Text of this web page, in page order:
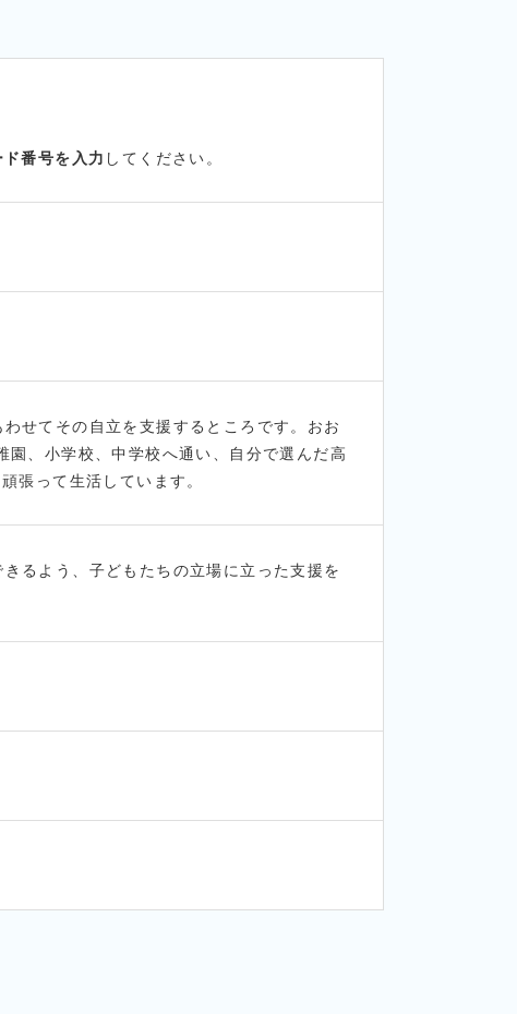
番号を入力 してください。
せてその自立を支援するところです。おお
、小学校、中学校へ通い、自分で選んだ高
張って生活しています。
るよう、子どもたちの立場に立った支援を